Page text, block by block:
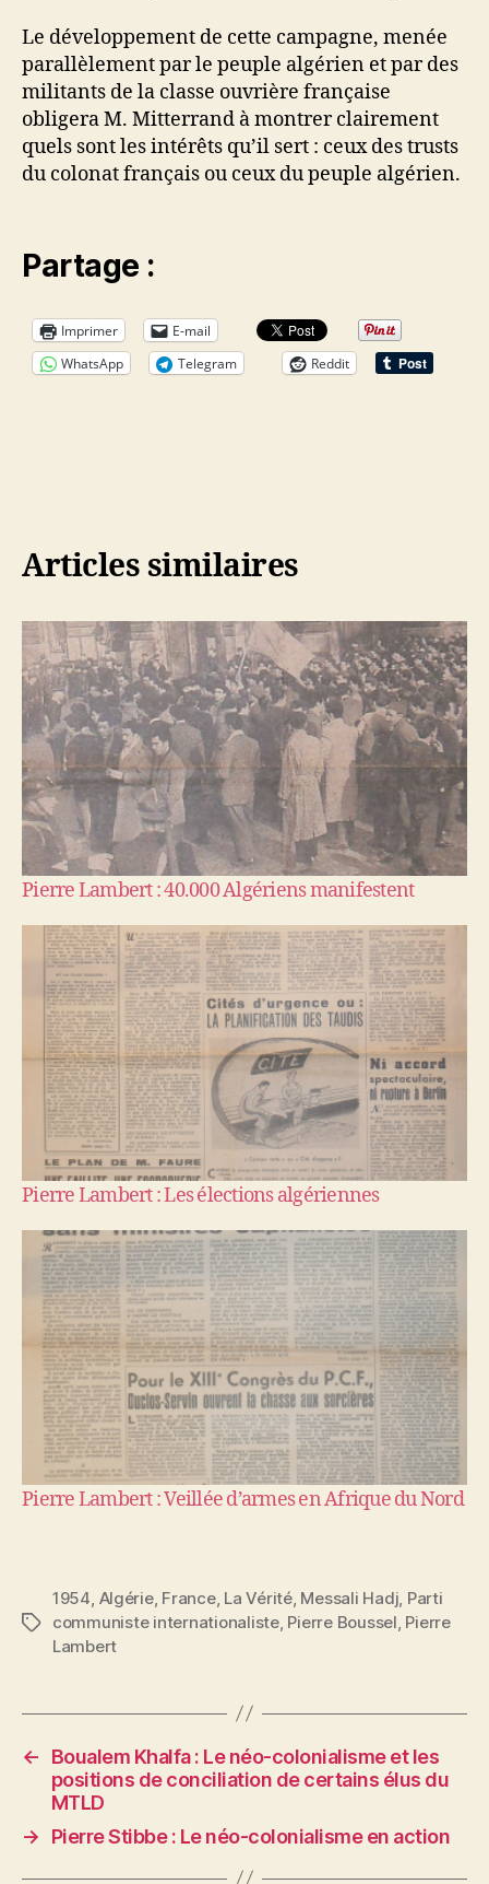
Le développement de cette campagne, menée
parallèlement par le peuple algérien et par des
militants de la classe ouvrière française
obligera M. Mitterrand à montrer clairement
quels sont les intérêts qu’il sert : ceux des trusts
du colonat français ou ceux du peuple algérien.
Partage :
Imprimer
E-mail
WhatsApp
Telegram Reddit
Articles similaires
Pierre Lambert : 40.000 Algériens manifestent
Pierre Lambert : Les élections algériennes
Pierre Lambert : Veillée d’armes en Afrique du Nord
Étiquettes
1954 Algérie, France, La Vérité, Messali Hadj Parti
communiste internationaliste, Pierre Boussel Pierre
Lambert
←
Boualem Khalfa : Le néo-colonialisme et les
positions de conciliation de certains élus du
MTLD
→
Pierre Stibbe : Le néo-colonialisme en action